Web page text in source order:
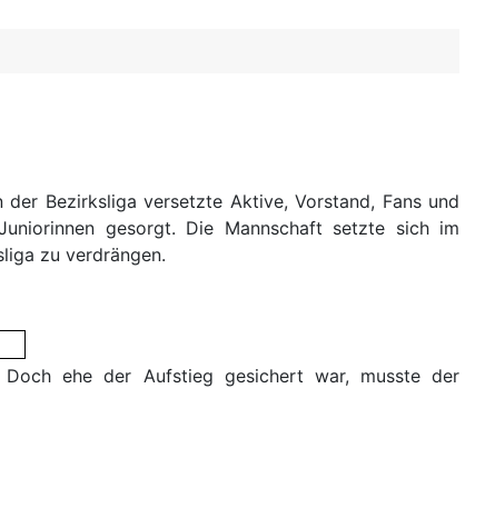
Bezirksliga versetzte Aktive, Vorstand, Fans und
gesorgt. Die Mannschaft setzte sich im
zu verdrängen.
ehe der Aufstieg gesichert war, musste der